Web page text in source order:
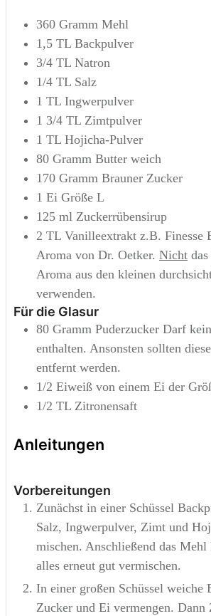
360 Gramm Mehl
1,5 TL Backpulver
3/4 TL Natron
1/4 TL Salz
1 TL Ingwerpulver
1 3/4 TL Zimtpulver
1 TL Hojicha-Pulver
80 Gramm Butter weich
170 Gramm Brauner Zucker
1 Ei Größe L
125 ml Zuckerrübensirup
2 TL Vanilleextrakt z.B. Finesse
Aroma von Dr. Oetker. Nicht
Aroma aus den kleinen
verwenden.
Für die Glasur
80 Gramm Puderzucker Darf
enthalten. Ansonsten sollten
entfernt werden.
1/2 Eiweiß von einem Ei der
1/2 TL Zitronensaft
Anleitungen
Vorbereitungen
Zunächst in einer Schüssel
Salz, Ingwerpulver, Zimt und
mischen. Anschließend das Mehl
alles erneut gut vermischen.
In einer großen Schüssel weiche
Zucker und Ei vermengen. Dann